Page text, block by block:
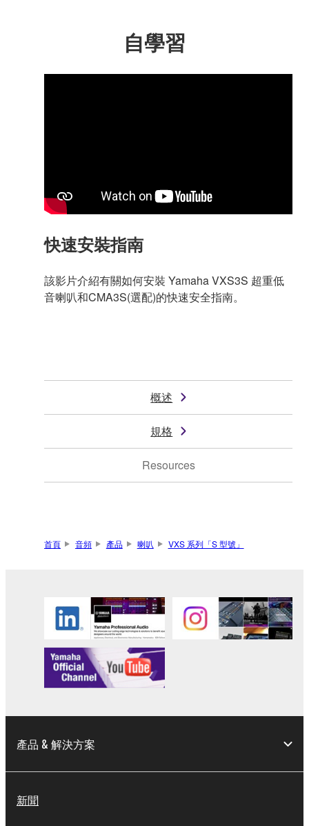
自學習
快速安裝指南
該影片介紹有關如何安裝 Yamaha VXS3S 超重低
音喇叭和CMA3S(選配)的快速安全指南。
概述
規格
Resources
首頁 音頻 產品 喇叭 VXS 系列「S 型號」
產品 & 解決方案
新聞